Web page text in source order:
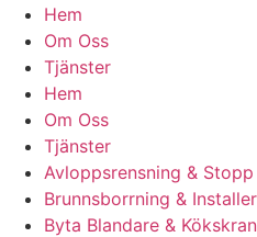
Hem
Om Oss
Tjänster
Hem
Om Oss
Tjänster
Avloppsrensning &
Brunnsborrning &
Byta Blandare & Kökskran